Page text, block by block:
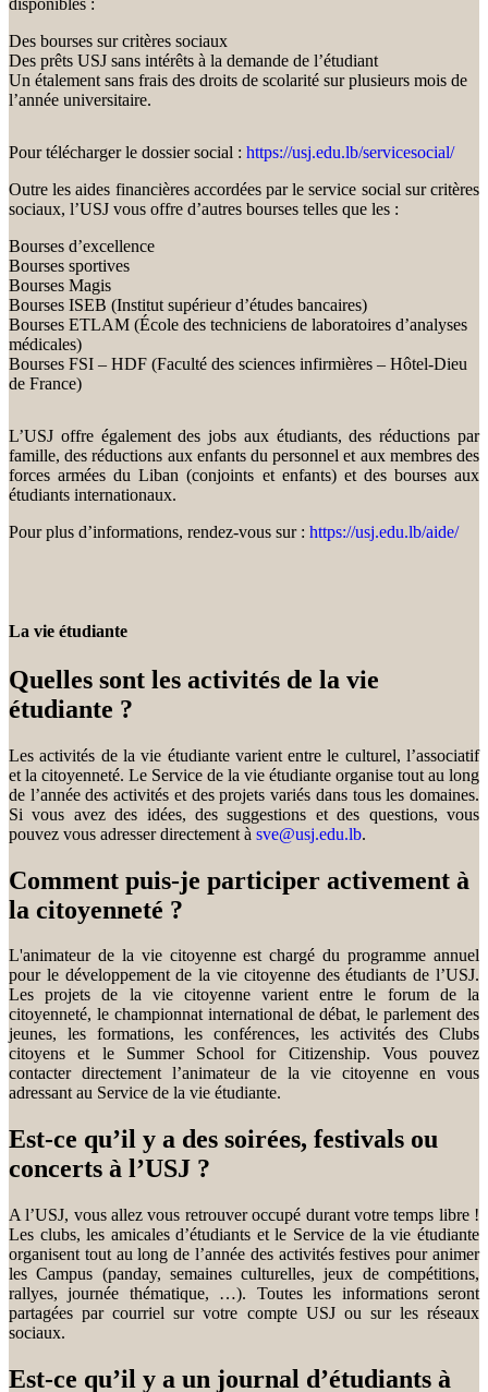
disponibles :
Des bourses sur critères sociaux
Des prêts USJ sans intérêts à la demande de l’étudiant
Un étalement sans frais des droits de scolarité sur plusieurs mois de
l’année universitaire.
Pour télécharger le dossier social : https://usj.edu.lb/servicesocial/
Outre les aides financières accordées par le service social sur critères
sociaux, l’USJ vous offre d’autres bourses telles que les :
Bourses d’excellence
Bourses sportives
Bourses Magis
Bourses ISEB (Institut supérieur d’études bancaires)
Bourses ETLAM (École des techniciens de laboratoires d’analyses
médicales)
Bourses FSI – HDF (Faculté des sciences infirmières – Hôtel-Dieu
de France)
L’USJ offre également des jobs aux étudiants, des réductions par
famille, des réductions aux enfants du personnel et aux membres des
forces armées du Liban (conjoints et enfants) et des bourses aux
étudiants internationaux.
Pour plus d’informations, rendez-vous sur : https://usj.edu.lb/aide/
La vie étudiante
Quelles sont les activités de la vie
étudiante ?
Les activités de la vie étudiante varient entre le culturel, l’associatif
et la citoyenneté. Le Service de la vie étudiante organise tout au long
de l’année des activités et des projets variés dans tous les domaines.
Si vous avez des idées, des suggestions et des questions, vous
pouvez vous adresser directement à sve@usj.edu.lb.
Comment puis-je participer activement à
la citoyenneté ?
L'animateur de la vie citoyenne est chargé du programme annuel
pour le développement de la vie citoyenne des étudiants de l’USJ.
Les projets de la vie citoyenne varient entre le forum de la
citoyenneté, le championnat international de débat, le parlement des
jeunes, les formations, les conférences, les activités des Clubs
citoyens et le Summer School for Citizenship. Vous pouvez
contacter directement l’animateur de la vie citoyenne en vous
adressant au Service de la vie étudiante.
Est-ce qu’il y a des soirées, festivals ou
concerts à l’USJ ?
A l’USJ, vous allez vous retrouver occupé durant votre temps libre !
Les clubs, les amicales d’étudiants et le Service de la vie étudiante
organisent tout au long de l’année des activités festives pour animer
les Campus (panday, semaines culturelles, jeux de compétitions,
rallyes, journée thématique, …). Toutes les informations seront
partagées par courriel sur votre compte USJ ou sur les réseaux
sociaux.
Est-ce qu’il y a un journal d’étudiants à